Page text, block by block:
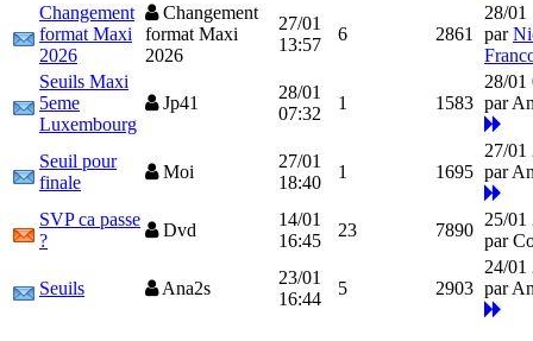
Changement
format Maxi
2026
Changement
format Maxi
2026
27/01
13:57
6 2861
28/01
par
Seuils Maxi
5eme
Luxembourg
Jp41
28/01
07:32
1 1583
28/01
par
Seuil pour
finale
Moi
27/01
18:40
1 1695
27/01
par
SVP ca passe
?
Dvd
14/01
16:45
23 7890
25/01
par
Seuils Ana2s
23/01
16:44
5 2903
24/01
par